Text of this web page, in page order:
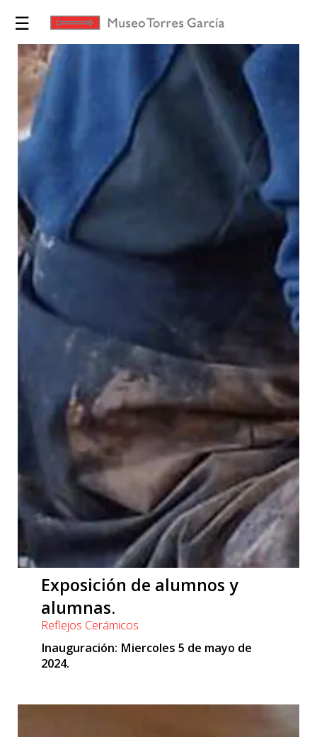
Exposiciones
Educación
Yo te
Invito
Tienda
Novedades
Contacto
☰
Exposición de alumnos y
alumnas.
Reflejos Cerámicos
Inauguración: Miercoles 5 de mayo de
2024.